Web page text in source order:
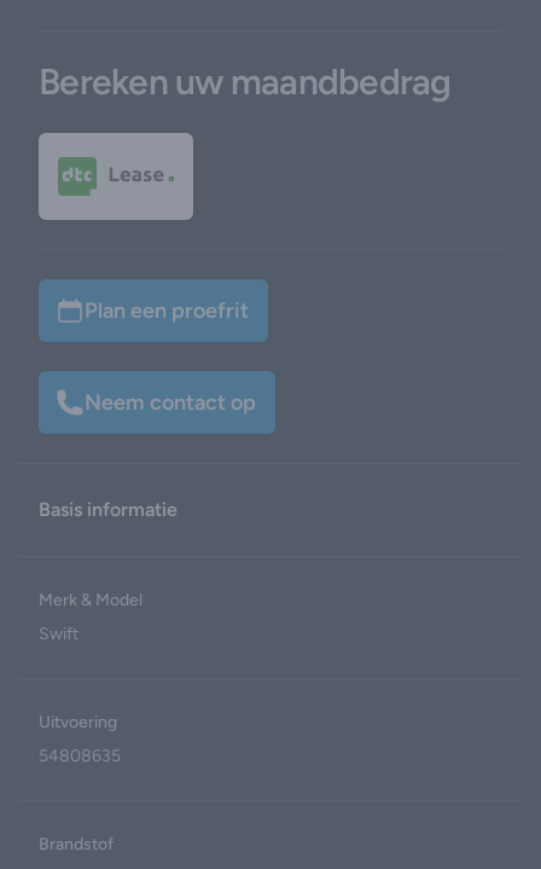
Bereken uw maandbedrag
Plan een proefrit
Neem contact op
Basis informatie
Merk & Model
Swift
Uitvoering
54808635
Brandstof